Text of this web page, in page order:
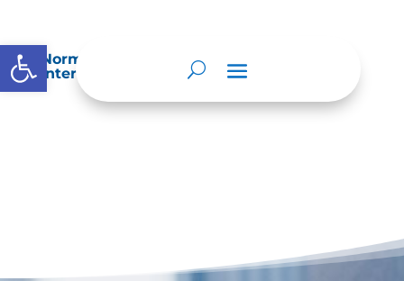
Abrir barra de herramientas
Normatividad especial que les aplique de
interés.